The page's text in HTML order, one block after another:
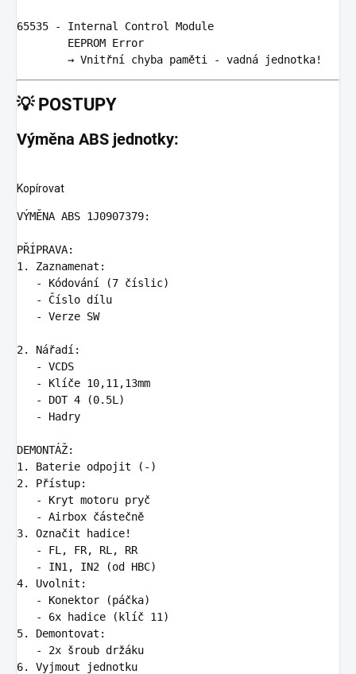
65535 - Internal Control Module
        EEPROM Error
        → Vnitř
n
💡 POSTUPY
Výměna ABS jednotky:
Kopírovat
VÝMĚNA ABS 1J0907379:
1.
   -
   -
   -
Verze SW
2.
   -
   -
   -
   -
Hadry
1.
2.
   -
   -
3.
   -
   -
4.
   -
   -
5.
   -
6.
Vyjmout jednotku